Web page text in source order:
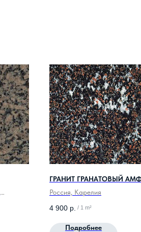
ГРАНИТ ГРАНАТОВЫЙ
Россия, Карелия
4 900 р. / 1 m²
Подробнее